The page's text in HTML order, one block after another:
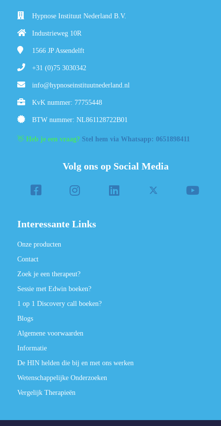
Hypnose Instituut Nederland B.V.
Industrieweg 10R
1566 JPAssendelft
+31 (0)75 3030342
info@hypnoseinstituutnederland.nl
KvK nummer: 77755448
BTW nummer: NL861128722B01
👋 Heb je een vraag? Stel hem via Whatsapp: 0651898411
Volg ons op Social Media
Interessante Links
Onze producten
Contact
Zoek je een therapeut?
Sessie met Edwin boeken?
1 op 1 Discovery call boeken?
Blogs
Algemene voorwaarden
Informatie
De HIN helden die bij en met ons werken
Wetenschappelijke Onderzoeken
Vergelijk Therapieën